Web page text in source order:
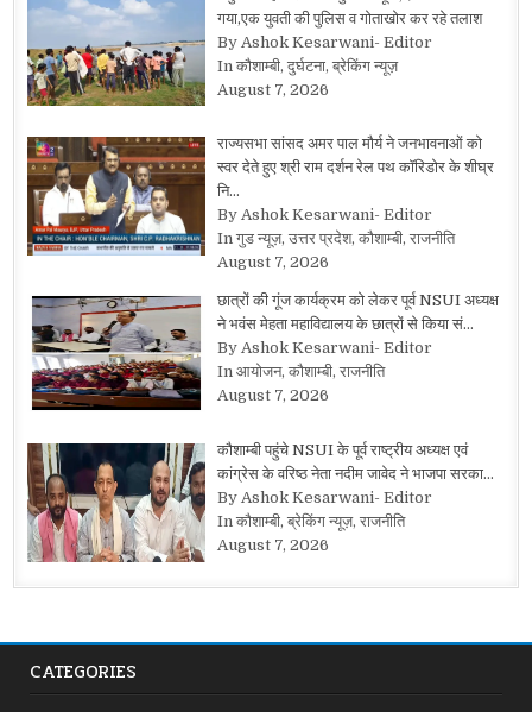
गया,एक युवती की पुलिस व गोताखोर कर रहे तलाश
By Ashok Kesarwani- Editor
In कौशाम्बी, दुर्घटना, ब्रेकिंग न्यूज़
August 7, 2026
राज्यसभा सांसद अमर पाल मौर्य ने जनभावनाओं को
स्वर देते हुए श्री राम दर्शन रेल पथ कॉरिडोर के शीघ्र
नि…
By Ashok Kesarwani- Editor
In गुड न्यूज़, उत्तर प्रदेश, कौशाम्बी, राजनीति
August 7, 2026
छात्रों की गूंज कार्यक्रम को लेकर पूर्व NSUI अध्यक्ष
ने भवंस मेहता महाविद्यालय के छात्रों से किया सं…
By Ashok Kesarwani- Editor
In आयोजन, कौशाम्बी, राजनीति
August 7, 2026
कौशाम्बी पहुंचे NSUI के पूर्व राष्ट्रीय अध्यक्ष एवं
कांग्रेस के वरिष्ठ नेता नदीम जावेद ने भाजपा सरका…
By Ashok Kesarwani- Editor
In कौशाम्बी, ब्रेकिंग न्यूज़, राजनीति
August 7, 2026
CATEGORIES